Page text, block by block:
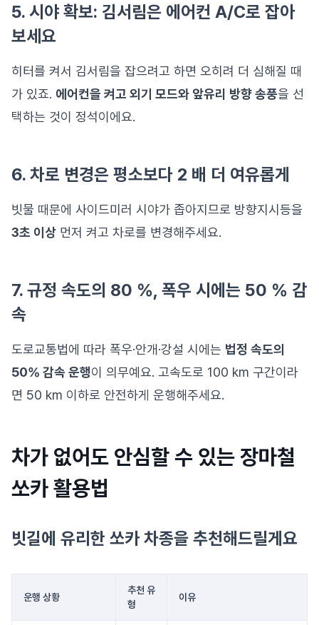
5. 시야 확보: 김서림은 에어컨 A/C로 잡아
보세요
히터를 켜서 김서림을 잡으려고 하면 오히려 더 심해질 때
가 있죠. 에어컨을 켜고 외기 모드와 앞유리 방향 송풍을 선
택하는 것이 정석이에요.
6. 차로 변경은 평소보다 2 배 더 여유롭게
빗물 때문에 사이드미러 시야가 좁아지므로 방향지시등을
3초 이상 먼저 켜고 차로를 변경해주세요.
7. 규정 속도의 80 %, 폭우 시에는 50 % 감
속
도로교통법에 따라 폭우·안개·강설 시에는 법정 속도의
50% 감속 운행이 의무예요. 고속도로 100 km 구간이라
면 50 km 이하로 안전하게 운행해주세요.
차가 없어도 안심할 수 있는 장마철
쏘카 활용법
빗길에 유리한 쏘카 차종을 추천해드릴게요
운행 상황
추천 유
형
이유